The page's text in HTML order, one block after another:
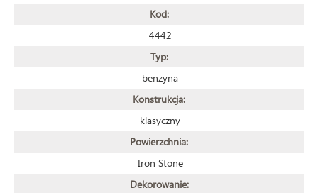
Kod:
4442
Typ:
benzyna
Konstrukcja:
klasyczny
Powierzchnia:
Iron Stone
Dekorowanie: